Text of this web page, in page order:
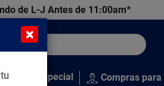
de L-J Antes de 11:00am*
Venta Especial Compras
×